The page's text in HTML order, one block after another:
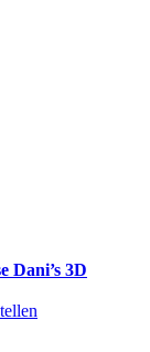
Dani’s 3D